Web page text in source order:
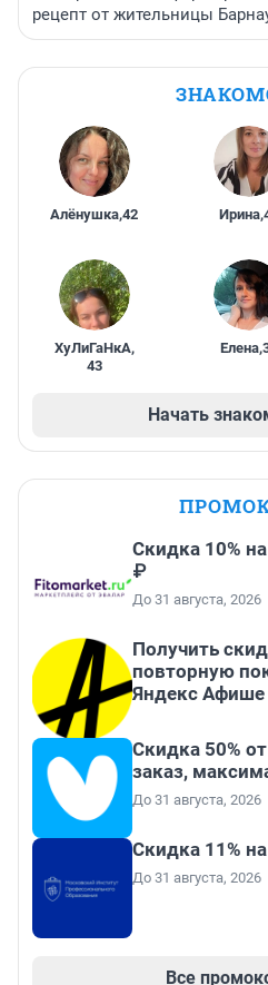
рецепт от жительницы
Алёнушка,42 Ирина,
ХуЛиГаНкА,
43
Елена,
Начать
Скидка 10%
₽
До 31 августа, 2026
Получить
повторную
Яндекс Афише
Скидка 50%
заказ,
До 31 августа, 2026
Скидка 11%
До 31 августа, 2026
Все